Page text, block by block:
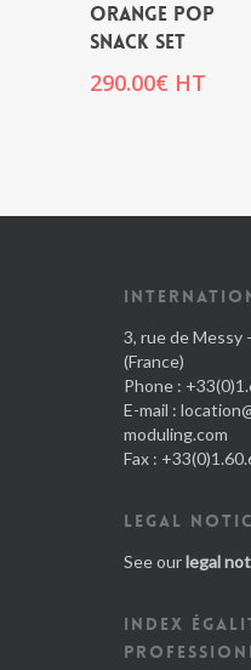
ORANGE POP
SNACK SET
290.00€ HT
3, rue de Messy
(France)
Phone :
E-mail :
moduling.com
Fax :
LEGAL
See ourlegal
INDEX